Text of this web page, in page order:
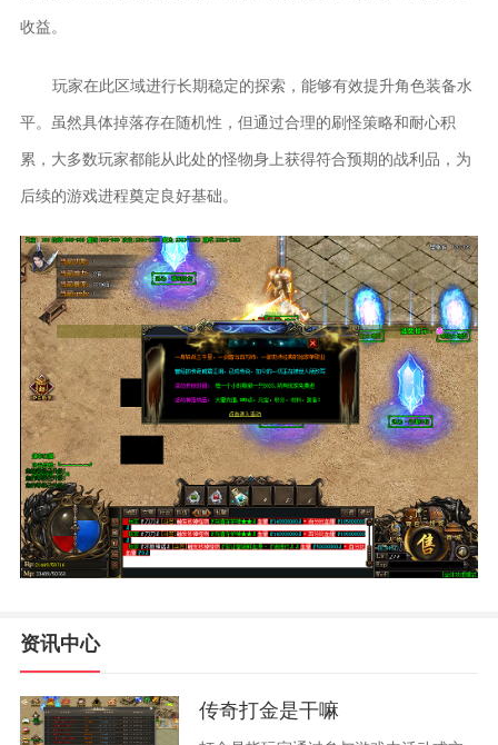
收益。
玩家在此区域进行长期稳定的探索，能够有效提升角色装备水
平。虽然具体掉落存在随机性，但通过合理的刷怪策略和耐心积
累，大多数玩家都能从此处的怪物身上获得符合预期的战利品，为
后续的游戏进程奠定良好基础。
资讯中心
传奇打金是干嘛